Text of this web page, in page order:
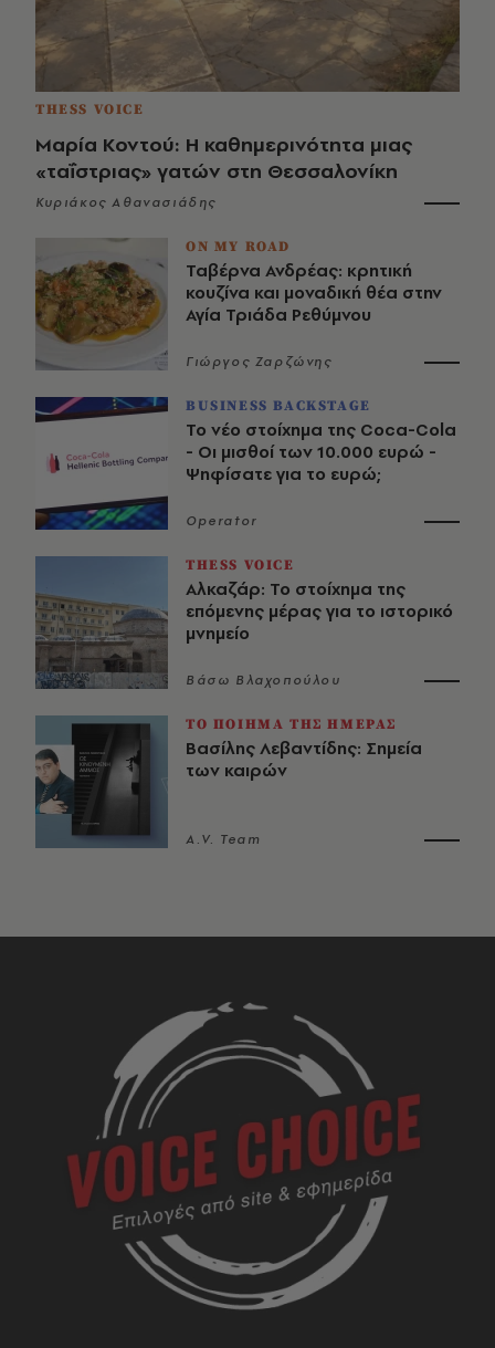
THESS VOICE
Μαρία Κοντού: Η καθημερινότητα μιας
«ταΐστριας» γατών στη Θεσσαλονίκη
Κυριάκος Αθανασιάδης
ON MY ROAD
Ταβέρνα Ανδρέας: κρητική
κουζίνα και μοναδική θέα στην
Αγία Τριάδα Ρεθύμνου
Γιώργος Ζαρζώνης
BUSINESS BACKSTAGE
Το νέο στοίχημα της Coca-Cola
- Οι μισθοί των 10.000 ευρώ -
Ψηφίσατε για το ευρώ;
Operator
THESS VOICE
Αλκαζάρ: Το στοίχημα της
επόμενης μέρας για το ιστορικό
μνημείο
Βάσω Βλαχοπούλου
ΤΟ ΠΟΙΗΜΑ ΤΗΣ ΗΜΕΡΑΣ
Βασίλης Λεβαντίδης: Σημεία
των καιρών
A.V. Team